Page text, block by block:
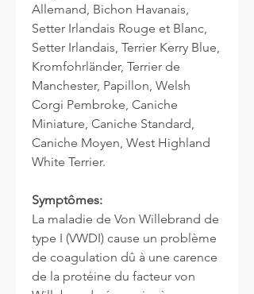
Allemand, Bichon Havanais,
Setter Irlandais Rouge et Blanc,
Setter Irlandais, Terrier Kerry Blue,
Kromfohrländer, Terrier de
Manchester, Papillon, Welsh
Corgi Pembroke, Caniche
Miniature, Caniche Standard,
Caniche Moyen, West Highland
White Terrier.
Symptômes:
La maladie de Von Willebrand de
type I (VWDI) cause un problème
de coagulation dû à une carence
de la protéine du facteur von